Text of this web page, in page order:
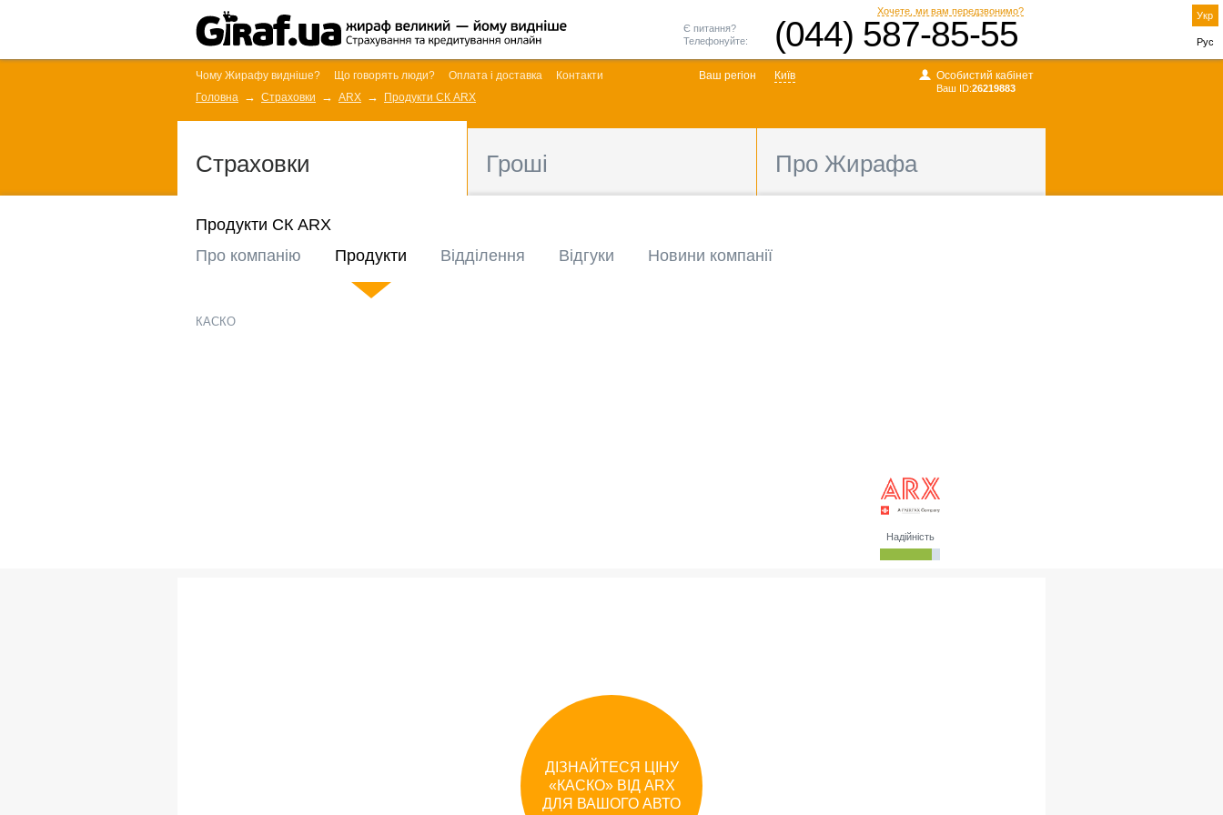
Хочете, ми вам передзвонимо?
(044) 587-85-55
Є питання?
Телефонуйте:
Чому Жирафу видніше? Що говорять люди? Оплата і доставка
Контакти
Головна
Страховки ARX Продукти СК ARX
Особистий кабінет
Ваш ID:26219883
Ваш регіон Київ
Укр
Рус
Страховки Гроші Про Жирафа
Продукти СК ARX
Про компанію
Продукти Відділення Відгуки Новини компанії
КАСКО
Надійність
ДІЗНАЙТЕСЯ ЦІНУ
«КАСКО» ВІД ARX
ДЛЯ ВАШОГО АВТО